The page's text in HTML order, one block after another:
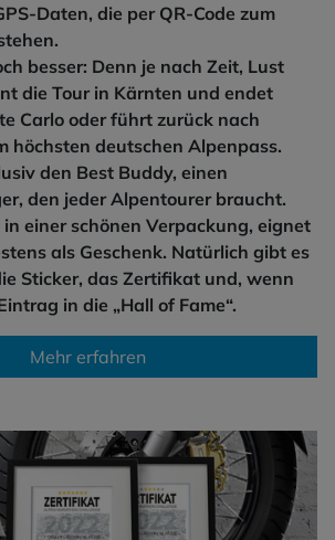
Daten, die per QR-Code zum
besser: Denn je nach Zeit, Lust
die Tour in Kärnten und endet
Carlo oder führt zurück nach
höchsten deutschen Alpenpass.
den Best Buddy, einen
den jeder Alpentourer braucht.
einer schönen Verpackung, eignet
als Geschenk. Natürlich gibt es
Sticker, das Zertifikat und, wenn
in die „Hall of Fame“.
Mehr erfahren